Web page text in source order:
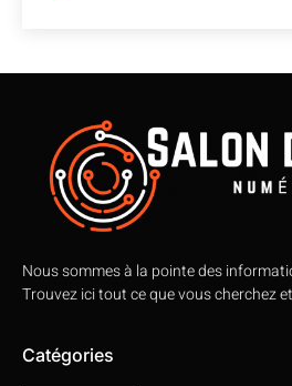
Nous sommes à la pointe des
Trouvez ici tout ce que vous cherchez
Catégories